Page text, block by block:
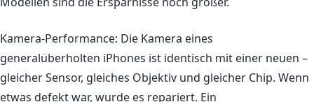
Kamera-Performance: Die Kamera eines
generalüberholten iPhones ist identisch mit einer neuen –
gleicher Sensor, gleiches Objektiv und gleicher Chip. Wenn
etwas defekt war, wurde es repariert. Ein